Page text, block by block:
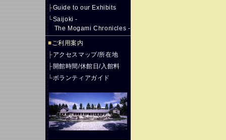
├Guide to our Exhibits
└Saijoki -
The Mogami Chronicles -
■ご利用案内
├アクセスマップ/所在地
├開館時間/休館日/入館料
└ボランティアガイド